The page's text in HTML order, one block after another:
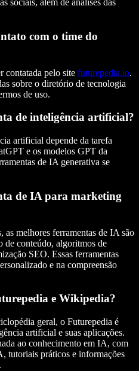
sociais, além de análises das
com o time do
contatada pelo site futurepedia.io.
sobre o diretório de tecnologia
de uso.
de inteligência artificial?
artificial depende da tarefa
e os modelos GPT da
de IA generativa se
de IA para marketing
as melhores ferramentas de IA são
de conteúdo, algoritmos de
SEO. Essas ferramentas
e na compreensão
e Wikipedia?
geral, o Futurepedia é
artificial e suas aplicações.
ao conhecimento em IA, com
, tutoriais práticos e informações